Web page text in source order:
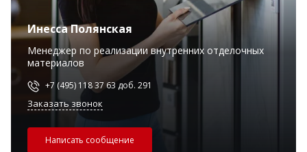
Инесса Полянская
Менеджер по реализации внутренних отделочных
материалов
+7 (495) 118 37 63 доб. 291
Заказать звонок
Написать сообщение